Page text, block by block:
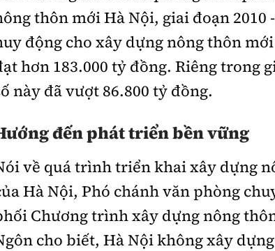
thôn mới Hà Nội, giai đoạn 2010
động cho xây dựng nông thôn
hơn 183.000 tỷ đồng. Riêng trong
này đã vượt 86.800 tỷ đồng.
đến phát triển bền vững
về quá trình triển khai xây dựng
Hà Nội, Phó chánh văn phòng
Chương trình xây dựng nông
cho biết, Hà Nội không xây